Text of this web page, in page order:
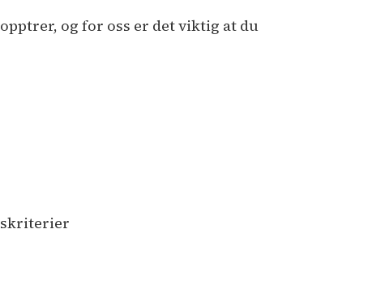
og for oss er det viktig at du